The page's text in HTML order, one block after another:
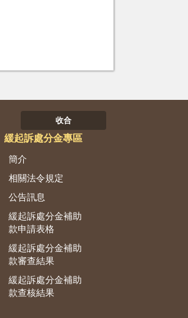
收合
緩起訴處分金專區
簡介
相關法令規定
公告訊息
緩起訴處分金補助
款申請表格
緩起訴處分金補助
款審查結果
緩起訴處分金補助
款查核結果